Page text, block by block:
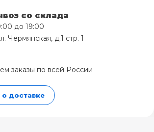
со склада
до 19:00
Чермянская, д.1 стр. 1
заказы по всей России
доставке